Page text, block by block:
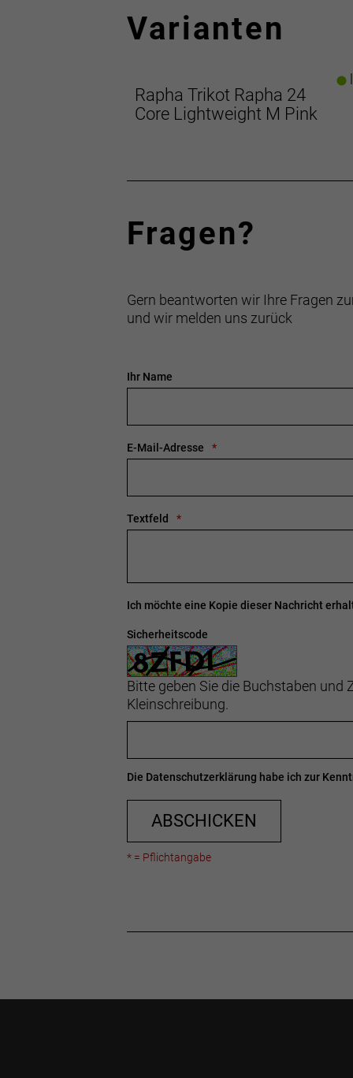
Varianten
Rapha Trikot Rapha 24
Core Lightweight M Pink
Fragen?
Gern beantworten wir Ihre Fragen
und wir melden uns zurück
Ihr Name
E-Mail-Adresse
Textfeld
Ich möchte eine Kopie dieser Nachricht
Sicherheitscode
Bitte geben Sie die Buchstaben und
Kleinschreibung.
Die Datenschutzerklärung habe ich zur
ABSCHICKEN
* = Pflichtangabe